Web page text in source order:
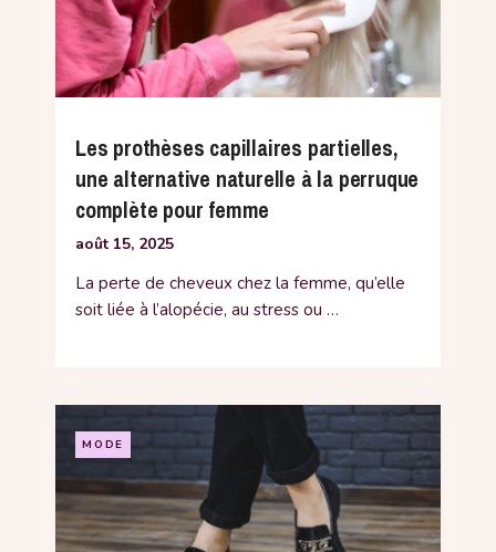
Les prothèses capillaires partielles,
une alternative naturelle à la perruque
complète pour femme
août 15, 2025
La perte de cheveux chez la femme, qu’elle
soit liée à l’alopécie, au stress ou …
MODE